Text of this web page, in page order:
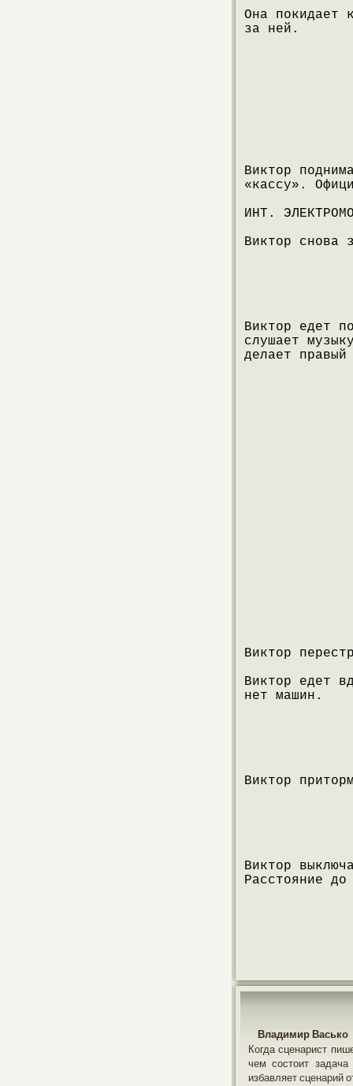
Она покидает
за ней.
Виктор
«кассу».
ИНТ.
Виктор снова
Виктор едет
слушает
делает
Виктор
Виктор едет
нет машин.
Виктор
Виктор
Расстояние
Владимир Васько
Когда сценарист
чем состоит
избавляет сценарий